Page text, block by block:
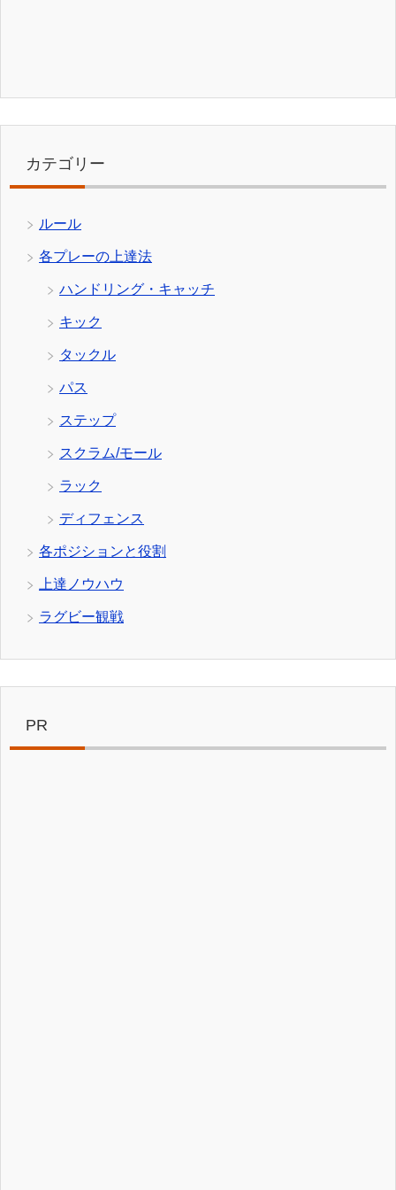
カテゴリー
ルール
各プレーの上達法
ハンドリング・キャッチ
キック
タックル
パス
ステップ
スクラム/モール
ラック
ディフェンス
各ポジションと役割
上達ノウハウ
ラグビー観戦
PR